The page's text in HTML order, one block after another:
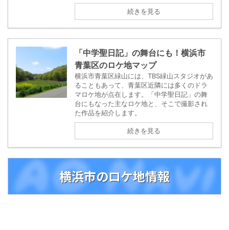
続きを見る
「中学聖日記」の舞台にも！横浜市
青葉区のロケ地マップ
横浜市青葉区緑山には、TBS緑山スタジオがあ
ることもあって、青葉区近隣には多くのドラ
マロケ地が点在します。「中学聖日記」の舞
台にもなった主なロケ地と、そこで撮影され
た作品を紹介します。
続きを見る
横浜市のロケ地情報